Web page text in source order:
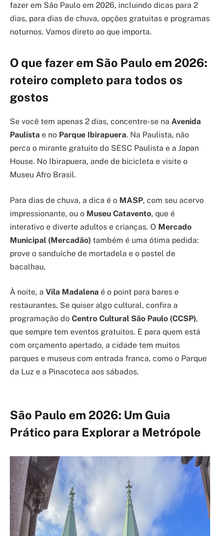
fazer em São Paulo em 2026, incluindo dicas para 2
dias, para dias de chuva, opções gratuitas e programas
noturnos. Vamos direto ao que importa.
O que fazer em São Paulo em 2026:
roteiro completo para todos os
gostos
Se você tem apenas 2 dias, concentre-se na Avenida
Paulista e no Parque Ibirapuera. Na Paulista, não
perca o mirante gratuito do SESC Paulista e a Japan
House. No Ibirapuera, ande de bicicleta e visite o
Museu Afro Brasil.
Para dias de chuva, a dica é o MASP, com seu acervo
impressionante, ou o Museu Catavento, que é
interativo e diverte adultos e crianças. O Mercado
Municipal (Mercadão) também é uma ótima pedida:
prove o sanduíche de mortadela e o pastel de
bacalhau.
À noite, a Vila Madalena é o point para bares e
restaurantes. Se quiser algo cultural, confira a
programação do Centro Cultural São Paulo (CCSP),
que sempre tem eventos gratuitos. E para quem está
com orçamento apertado, a cidade tem muitos
parques e museus com entrada franca, como o Parque
da Luz e a Pinacoteca aos sábados.
São Paulo em 2026: Um Guia
Prático para Explorar a Metrópole